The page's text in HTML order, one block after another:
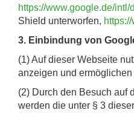
https://www.google.de/
Shield unterworfen,
3. Einbindung von
(1) Auf dieser Webseite
anzeigen und
(2) Durch den Besuch auf
werden die unter § 3